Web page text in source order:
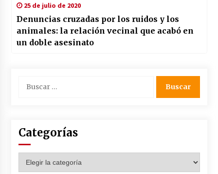
25 de julio de 2020
Denuncias cruzadas por los ruidos y los
animales: la relación vecinal que acabó en
un doble asesinato
Categorías